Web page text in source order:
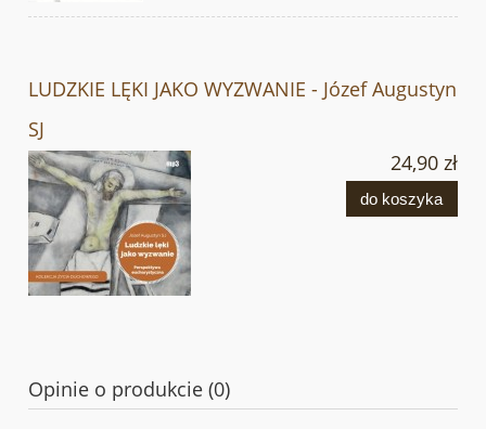
LUDZKIE LĘKI JAKO WYZWANIE - Józef Augustyn
SJ
24,90 zł
do koszyka
Opinie o produkcie (0)